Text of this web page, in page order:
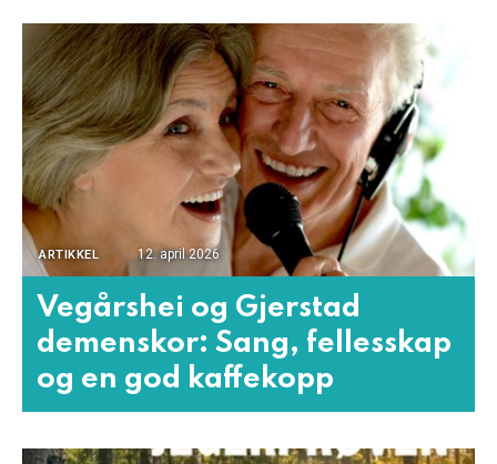
ARTIKKEL 12. april 2026
Vegårshei og Gjerstad
demenskor: Sang, fellesskap
og en god kaffekopp